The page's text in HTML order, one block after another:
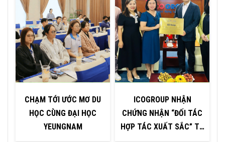
CHẠM TỚI ƯỚC MƠ DU
HỌC CÙNG ĐẠI HỌC
YEUNGNAM
ICOGROUP NHẬN
CHỨNG NHẬN “ĐỐI TÁC
HỢP TÁC XUẤT SẮC” TỪ